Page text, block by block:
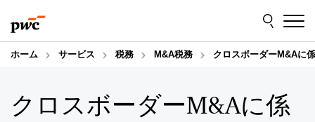
to
content
to
footer
ホーム サービス 税務 M&A税務 クロスボーダーM&Aに
クロスボーダーM&Aに係